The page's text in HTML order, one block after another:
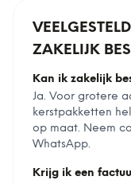
ZAKELIJK
Kan ik zakelijk
Ja. Voor grotere
kerstpakketten
op maat. Neem
WhatsApp.
Krijg ik een